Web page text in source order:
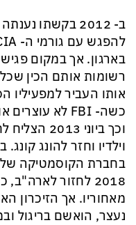
ב- 2012 בקשתו נענתה והוא טס
להפגש עם גורמי ה-
בארגון. אך במקום
רשומות אותם הכין
אותו העביר למפעיליו
כשה- FBI לא עוצרים
וכך ביוני
וילדיו וחזר להונג
בחברת הקוסמטיקה של
2018 לחזור
מאחוריו. אך הזיכרון
נעצר, הואשם בריגול ובמאי 2019 נכלא ל-